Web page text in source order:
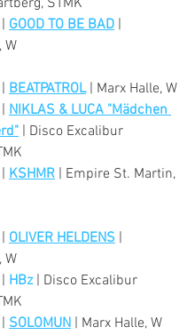
STMK
GOOD TO BE BAD |
W
BEATPATROL | Marx Halle, W
NIKLAS & LUCA "Mädchen
| Disco Excalibur
KSHMR | Empire St. Martin,
OLIVER HELDENS |
W
HBz | Disco Excalibur
SOLOMUN | Marx Halle, W